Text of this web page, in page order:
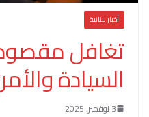
أخبار لبنانية
تغافل
السيادة
3 نوفمبر، 2025